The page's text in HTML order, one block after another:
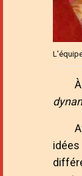
idées